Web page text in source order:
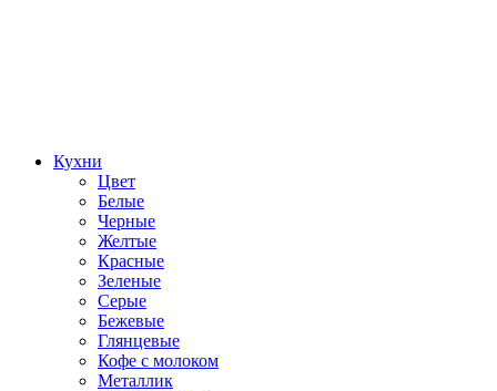
Кухни
Цвет
Белые
Черные
Желтые
Красные
Зеленые
Серые
Бежевые
Глянцевые
Кофе с молоком
Металлик